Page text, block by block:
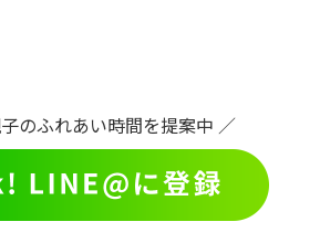
のふれあい時間を提案中 ／